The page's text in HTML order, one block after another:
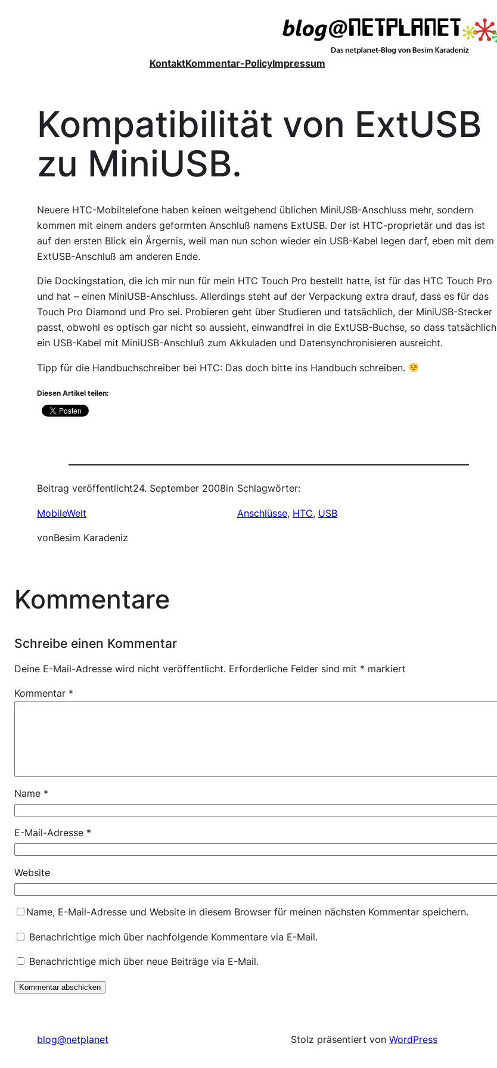
KontaktKommentar-PolicyImpressum
Kompatibilität von ExtUSB
zu MiniUSB.
Neuere HTC-Mobiltelefone haben keinen weitgehend üblichen MiniUSB-Anschluss mehr, sondern
kommen mit einem anders geformten Anschluß namens ExtUSB. Der ist HTC-proprietär und das ist
auf den ersten Blick ein Ärgernis, weil man nun schon wieder ein USB-Kabel legen darf, eben mit dem
ExtUSB-Anschluß am anderen Ende.
Die Dockingstation, die ich mir nun für mein HTC Touch Pro bestellt hatte, ist für das HTC Touch Pro
und hat – einen MiniUSB-Anschluss. Allerdings steht auf der Verpackung extra drauf, dass es für das
Touch Pro Diamond und Pro sei. Probieren geht über Studieren und tatsächlich, der MiniUSB-Stecker
passt, obwohl es optisch gar nicht so aussieht, einwandfrei in die ExtUSB-Buchse, so dass tatsächlich
ein USB-Kabel mit MiniUSB-Anschluß zum Akkuladen und Datensynchronisieren ausreicht.
Tipp für die Handbuchschreiber bei HTC: Das doch bitte ins Handbuch schreiben.
Diesen Artikel teilen:
Beitrag veröffentlicht24. September 2008in
MobileWelt
vonBesim Karadeniz
Schlagwörter:
Anschlüsse, HTC, USB
Kommentare
Schreibe einen Kommentar
Deine E-Mail-Adresse wird nicht veröffentlicht. Erforderliche Felder sind mit * markiert
Kommentar *
Name *
E-Mail-Adresse *
Website
Name, E-Mail-Adresse und Website in diesem Browser für meinen nächsten Kommentar speichern.
Benachrichtige mich über nachfolgende Kommentare via E-Mail.
Benachrichtige mich über neue Beiträge via E-Mail.
blog@netplanet Stolz präsentiert vonWordPress